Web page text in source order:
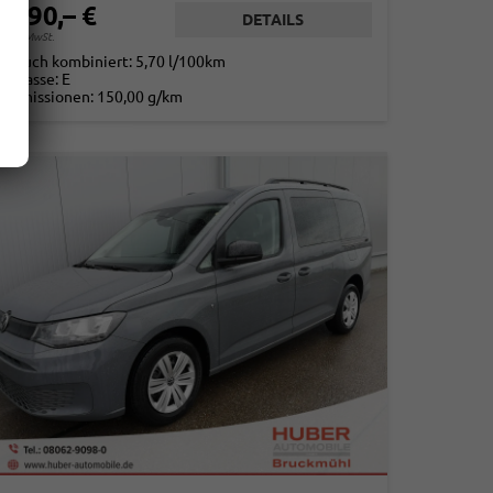
€
19% MwSt.
DETAILS
kombiniert: 5,70 l/100km
-Klasse: E
-Emissionen: 150,00 g/km